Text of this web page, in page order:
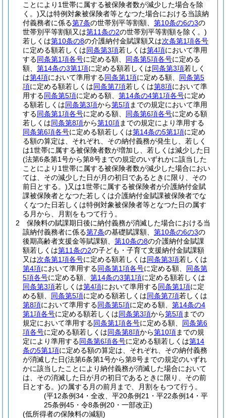
ことにより1世帯に属する被保険者数が減少した場合を除
く。)又は特例対象被保険者等となつた場合における当該納
付義務者に係る第7条の世帯別平等割額、 第10条の6の3の
世帯別平等割額又は第11条の2の世帯別平等割額を除く。)
若しくは第10条の8の介護納付金賦課額又は次条第1項各号
に定める額若しくは同条第3項若しくは第4項において準用
する同条第1項各号に定める額、 同条第5項各号に定める
額、 第14条の3第1項に定める額若しくは同条第3項若しく
は第4項において準用する同条第1項に定める額、 同条第5
項に定める額若しくは同条第7項若しくは第8項において準
用する同条第5項に定める額、 第14条の4第1項各号に定め
る額若しくは同条第3項から第5項までの規定において準用
する同条第1項各号に定める額、 同条第6項各号に定める額
若しくは同条第8項から第10項までの規定により準用する
同条第6項各号に定める額若しくは第14条の5第1項に定め
る額の算定は、それぞれ、その納付義務が発生し、若しく
は1世帯に属する被保険者数が増加し、若しくは減少した日
(法第6条第1号から第8号までの規定のいずれかに該当した
ことにより1世帯に属する被保険者数が減少した場合におい
ては、その減少した日が月の初日であるときに限り、その
前日とする。)又は1世帯に属する被保険者が介護納付金賦
課被保険者となつた若しくは介護納付金賦課被保険者でな
くなつた日若しくは特例対象被保険者等となつた日の属す
る月から、月割をもつて行う。
2
保険料の賦課期日後に納付義務が消滅した場合における当
該納付義務者に係る第7条の基礎賦課額、 第10条の6の3の
後期高齢者支援金等賦課額、 第10条の8の介護納付金賦課
額若しくは第11条の2の子ども・子育て支援納付金賦課額
又は次条第1項各号に定める額若しくは同条第3項若しくは
第4項において準用する同条第1項各号に定める額、 同条第
5項各号に定める額、 第14条の3第1項に定める額若しくは
同条第3項若しくは第4項において準用する同条第1項に定
める額、 同条第5項に定める額若しくは同条第7項若しくは
第8項において準用する同条第5項に定める額、 第14条の4
第1項各号に定める額若しくは同条第3項から第5項までの
規定において準用する同条第1項各号に定める額、 同条第6
項各号に定める額若しくは同条第8項から第10項までの規
定により準用する同条第6項各号に定める額若しくは第14
条の5第1項に定める額の算定は、それぞれ、その納付義務
が消滅した日(法第6条第1号から第8号までの規定のいずれ
かに該当したことにより納付義務が消滅した場合において
は、その消滅した日が月の初日であるときに限り、その前
日とする。)の属する月の前月まで、月割をもつて行う。
(平12条例34・全改、平20条例21・平22条例14・平
25条例45・令8条例20・一部改正)
(低所得者の保険料の減額)